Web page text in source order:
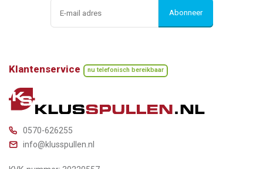
Abonneer
Klantenservice nu telefonisch bereikbaar
0570-626255
info@klusspullen.nl